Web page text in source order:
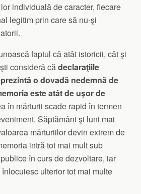
individuală de caracter, fiecare
legitim prin care să nu-şi
faptul că atât istoricii, cât şi
consideră cădeclaraţiile
o dovadă nedemnă de
este atât de uşor de
în mărturii scade rapid în termen
Săptămâni şi luni mai
mărturiilor devin extrem de
intră tot mai mult sub
în curs de dezvoltare, iar
ulterior tot mai multe